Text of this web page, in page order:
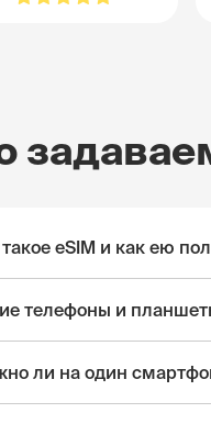
eSIM и как ею
телефоны и
ли на один